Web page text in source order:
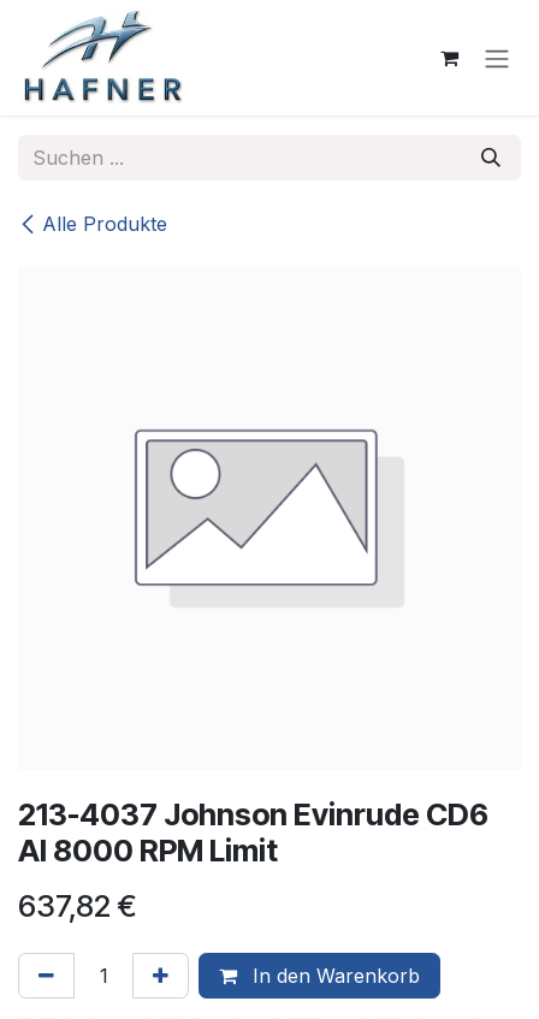
Zum Inhalt springen
Alle Produkte
213-4037 Johnson Evinrude CD6
Al 8000 RPM Limit
637,82 €
In den Warenkorb